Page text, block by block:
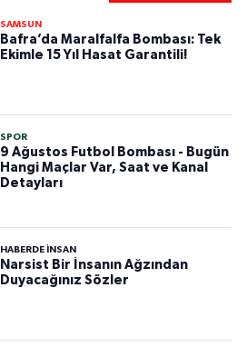
SAMSUN
Bafra’da Maralfalfa Bombası: Tek
Ekimle 15 Yıl Hasat Garantili!
SPOR
9 Ağustos Futbol Bombası - Bugün
Hangi Maçlar Var, Saat ve Kanal
Detayları
HABERDE INSAN
Narsist Bir İnsanın Ağzından
Duyacağınız Sözler